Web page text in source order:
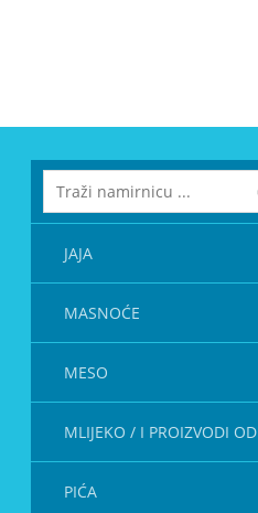
JAJA
MASNOĆE
MESO
MLIJEKO / I PROIZVODI OD
PIĆA